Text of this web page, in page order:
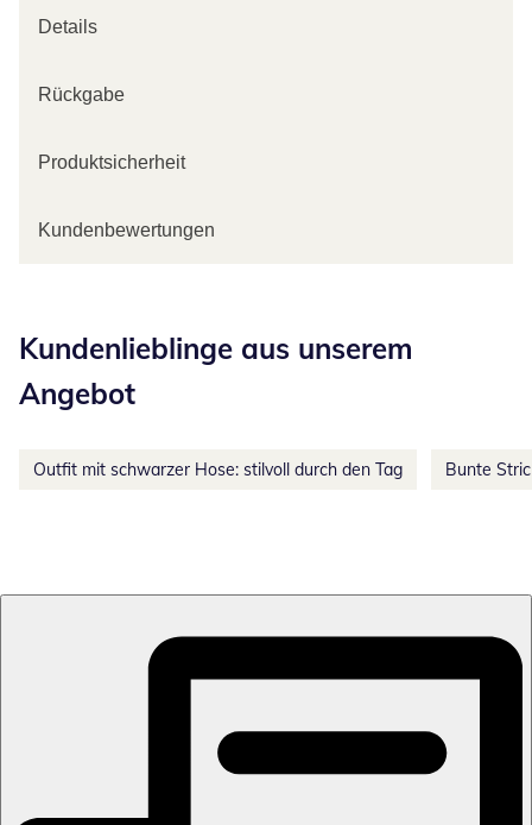
Details
Rückgabe
Produktsicherheit
Kundenbewertungen
Kundenlieblinge aus unserem
Angebot
Outfit mit schwarzer Hose: stilvoll durch den Tag Bunte